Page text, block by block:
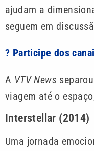
ajudam a
seguem em
? Participe dos
A VTV News separou
viagem até o
Interstellar (2014)
Uma jornada